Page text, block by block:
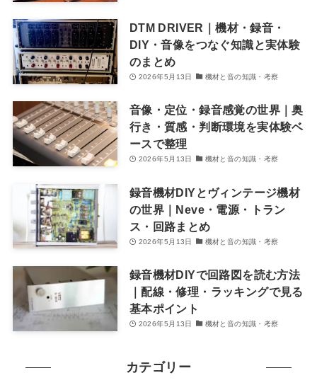
DTM DRIVER｜機材・録音・
DIY・音像をつなぐ知識と実体験
のまとめ
2026年5月13日 機材と音の知識・考察
音像・定位・録音感覚の世界｜奥
行き・質感・判断環境を実体験ベ
ースで整理
2026年5月13日 機材と音の知識・考察
録音機材DIYとヴィンテージ機材
の世界｜Neve・電源・トラン
ス・回路まとめ
2026年5月13日 機材と音の知識・考察
録音機材DIYで回路図を読む方法
｜配線・修理・ラッキングで見る
基本ポイント
2026年5月13日 機材と音の知識・考察
カテゴリー